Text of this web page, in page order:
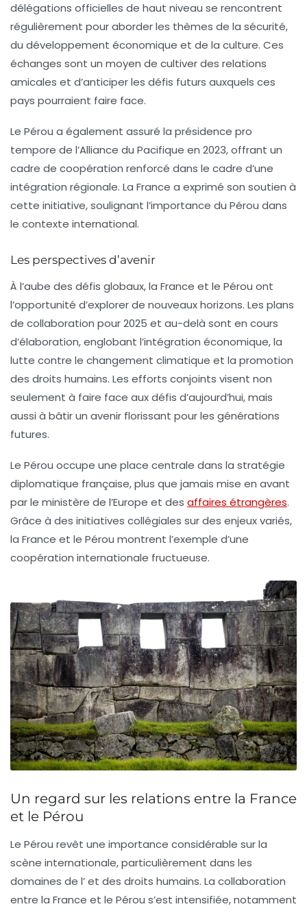
délégations officielles de haut niveau se rencontrent
régulièrement pour aborder les thèmes de la sécurité,
du développement économique et de la culture. Ces
échanges sont un moyen de cultiver des relations
amicales et d’anticiper les défis futurs auxquels ces
pays pourraient faire face.
Le Pérou a également assuré la présidence pro
tempore de l’Alliance du Pacifique en 2023, offrant un
cadre de coopération renforcé dans le cadre d’une
intégration régionale. La France a exprimé son soutien à
cette initiative, soulignant l’importance du Pérou dans
le contexte international.
Les perspectives d’avenir
À l’aube des défis globaux, la France et le Pérou ont
l’opportunité d’explorer de nouveaux horizons. Les plans
de collaboration pour 2025 et au-delà sont en cours
d’élaboration, englobant l’intégration économique, la
lutte contre le changement climatique et la promotion
des droits humains. Les efforts conjoints visent non
seulement à faire face aux défis d’aujourd’hui, mais
aussi à bâtir un avenir florissant pour les générations
futures.
Le Pérou occupe une place centrale dans la stratégie
diplomatique française, plus que jamais mise en avant
par le ministère de l’Europe et des affaires étrangères.
Grâce à des initiatives collégiales sur des enjeux variés,
la France et le Pérou montrent l’exemple d’une
coopération internationale fructueuse.
Un regard sur les relations entre la France
et le Pérou
Le Pérou revêt une importance considérable sur la
scène internationale, particulièrement dans les
domaines de l’et des droits humains. La collaboration
entre la France et le Pérou s’est intensifiée, notamment